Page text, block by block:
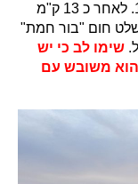
על כביש 40 פונים לכיוון כביש 171 ובה"ד 1. לאחר כ 13 ק"מ
שלט חום "בור חמת"
שימו לב כי יש
משובש עם